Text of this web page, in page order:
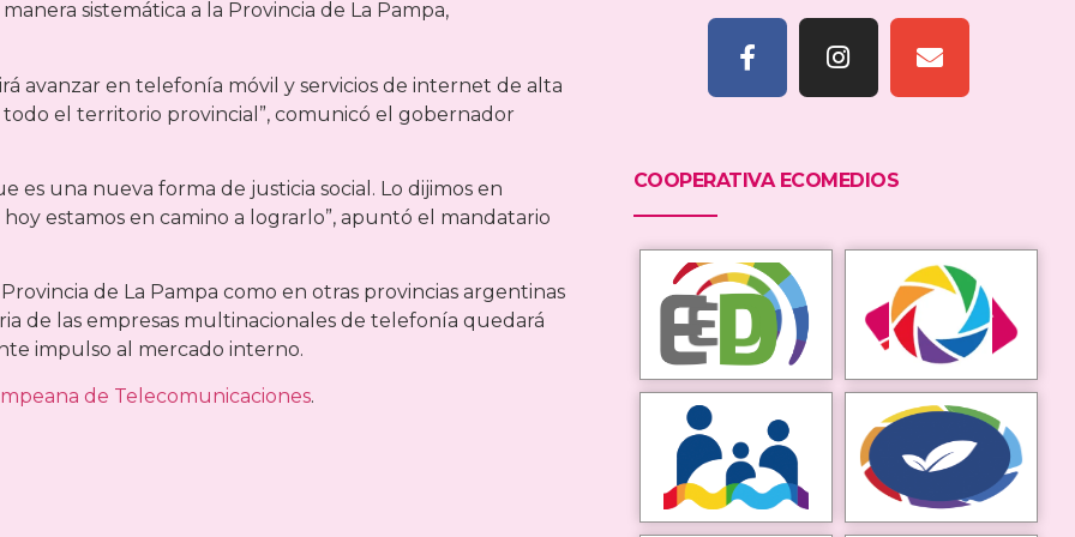
sistemática a la Provincia de La Pampa,
avanzar en telefonía móvil y servicios de internet de alta
todo el territorio provincial”, comunicó el gobernador
es una nueva forma de justicia social. Lo dijimos en
estamos en camino a lograrlo”, apuntó el mandatario
de La Pampa como en otras provincias argentinas
de las empresas multinacionales de telefonía quedará
impulso al mercado interno.
de Telecomunicaciones.
COOPERATIVA ECOMEDIOS